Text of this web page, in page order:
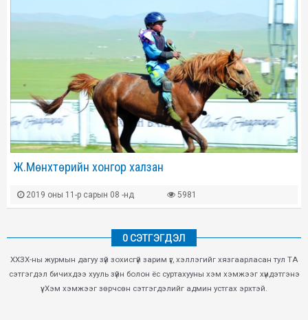
Ж.Мөнхтөрийн хонгор халзан
2019 оны 11-р сарын 08 -нд 5981
0 СЭТГЭГДЭЛ
ХХЗХ-ны журмын дагуу зүй зохисгүй зарим үг, хэллэгийг хязгаарласан тул ТА
сэтгэгдэл бичихдээ хууль зүйн болон ёс суртахууны хэм хэмжээг хүндэтгэнэ
үү. Хэм хэмжээг зөрчсөн сэтгэгдэлийг админ устгах эрхтэй.